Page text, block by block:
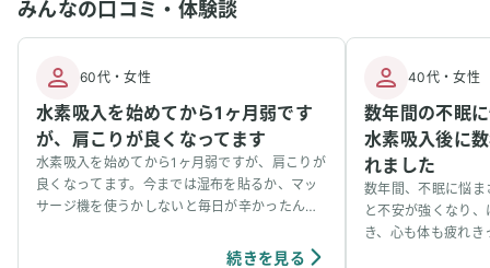
みんなの口コミ・体験談
60代・女性
水素吸入を始めてから1ヶ月弱です
が、肩こりが良くなってます
水素吸入を始めてから1ヶ月弱ですが、肩こりが
良くなってます。今までは湿布を貼るか、マッ
サージ機を使うかしないと毎日が辛かったんで
ました。それが水素と繋がってるのかは分かり
続きを見る
40代・女性
数年間の不眠
水素吸入後に
れました
数年間、不眠に悩
と不安が強くなり
き、心も体も疲れ